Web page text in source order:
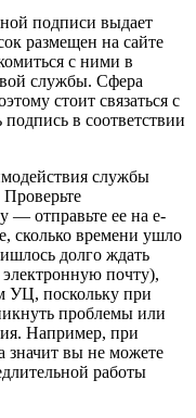
подписи выдает
размещен на сайте
с ними в
службы. Сфера
стоит связаться с
в соответствии
службы
— отправьте ее на e-
сколько времени ушло
долго ждать
электронную почту),
УЦ, поскольку при
проблемы или
Например, при
значит вы не можете
работы